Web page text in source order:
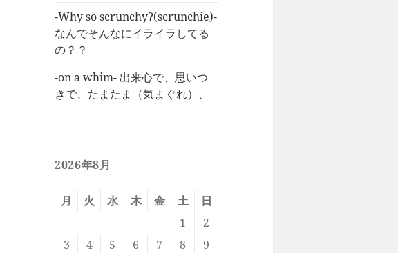
-Why so scrunchy?(scrunchie)-
なんでそんなにイライラしてる
の？？
-on a whim- 出来心で、思いつ
きで、たまたま（気まぐれ）、
2026年8月
月 火 水 木 金 土
日
1
2
3
4 5 6 7 8
9